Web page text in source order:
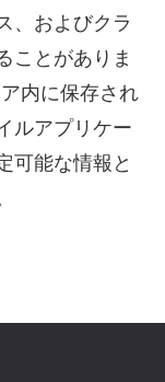
、およびクラ
ことがありま
内に保存され
ルアプリケー
可能な情報と